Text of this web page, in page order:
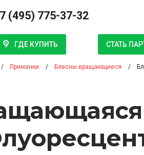
(495) 775-37-32
ГДЕ КУПИТЬ СТАТЬ
Приманки Блесны вращающиеся